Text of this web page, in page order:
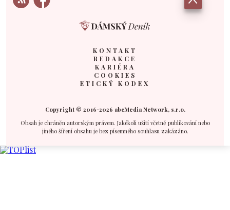
KONTAKT
REDAKCE
KARIÉRA
COOKIES
ETICKÝ KODEX
Copyright © 2016-2026 abcMedia Network, s.r.o.
Obsah je chráněn autorským právem. Jakékoli užití včetně publikování nebo
jiného šíření obsahu je bez písemného souhlasu zakázáno.